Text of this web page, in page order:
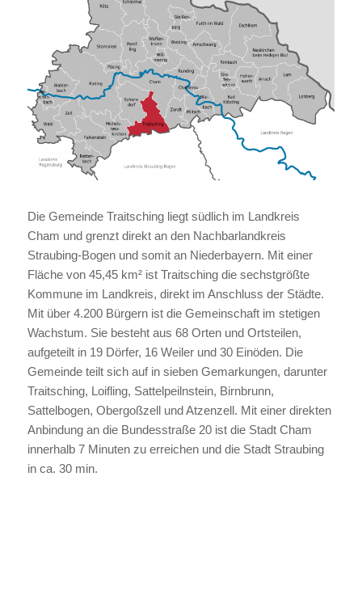
Die Gemeinde Traitsching liegt südlich im Landkreis
Cham und grenzt direkt an den Nachbarlandkreis
Straubing-Bogen und somit an Niederbayern. Mit einer
Fläche von 45,45 km² ist Traitsching die sechstgrößte
Kommune im Landkreis, direkt im Anschluss der Städte.
Mit über 4.200 Bürgern ist die Gemeinschaft im stetigen
Wachstum. Sie besteht aus 68 Orten und Ortsteilen,
aufgeteilt in 19 Dörfer, 16 Weiler und 30 Einöden. Die
Gemeinde teilt sich auf in sieben Gemarkungen, darunter
Traitsching, Loifling, Sattelpeilnstein, Birnbrunn,
Sattelbogen, Obergoßzell und Atzenzell. Mit einer direkten
Anbindung an die Bundesstraße 20 ist die Stadt Cham
innerhalb 7 Minuten zu erreichen und die Stadt Straubing
in ca. 30 min.